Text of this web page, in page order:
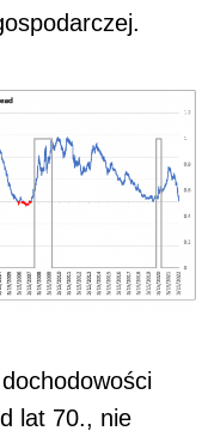
lat 70., nie